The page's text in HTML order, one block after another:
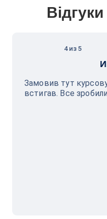
4 из 5
Замовив тут
встигав. Все